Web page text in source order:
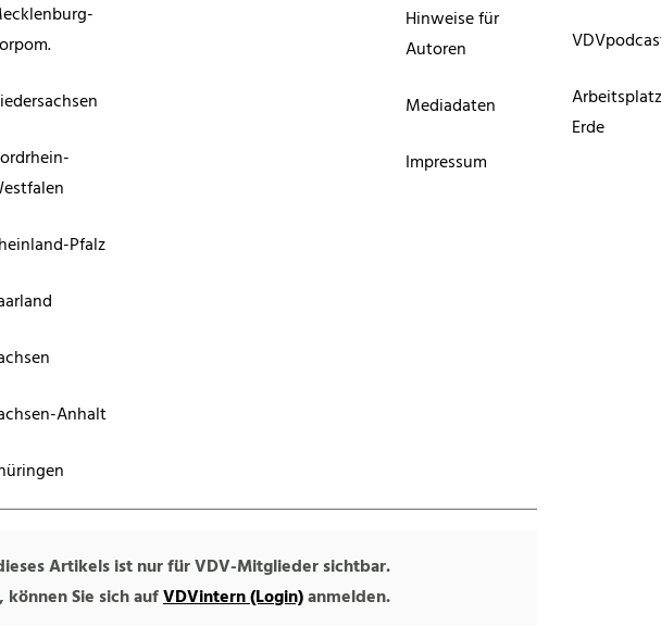
Pfalz
Anhalt
Hinweise für
Autoren
Mediadaten
Impressum
Erde
Artikels ist nur für VDV-Mitglieder sichtbar.
Sie sich aufVDVintern (Login)anmelden.